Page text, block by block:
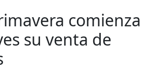
comienza
su venta de